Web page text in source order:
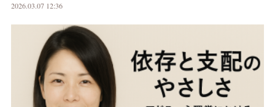
2026.03.07 12:36